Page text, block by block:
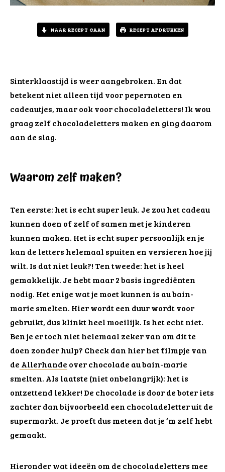
NAAR RECEPT GAAN RECEPT AFDRUKKEN
Sinterklaastijd is weer aangebroken. En dat
betekent niet alleen tijd voor pepernoten en
cadeautjes, maar ook voor chocoladeletters! Ik wou
graag zelf chocoladeletters maken en ging daarom
aan de slag.
Waarom zelf maken?
Ten eerste: het is echt super leuk. Je zou het cadeau
kunnen doen of zelf of samen met je kinderen
kunnen maken. Het is echt super persoonlijk en je
kan de letters helemaal spuiten en versieren hoe jij
wilt. Is dat niet leuk?! Ten tweede: het is heel
gemakkelijk. Je hebt maar 2 basis ingrediënten
nodig. Het enige wat je moet kunnen is au bain-
marie smelten. Hier wordt een duur wordt voor
gebruikt, dus klinkt heel moeilijk. Is het echt niet.
Ben je er toch niet helemaal zeker van om dit te
doen zonder hulp? Check dan hier het filmpje van
de Allerhande over chocolade au bain-marie
smelten. Als laatste (niet onbelangrijk): het is
ontzettend lekker! De chocolade is door de boter iets
zachter dan bijvoorbeeld een chocoladeletter uit de
supermarkt. Je proeft dus meteen dat je ‘m zelf hebt
gemaakt.
Hieronder wat ideeën om de chocoladeletters mee